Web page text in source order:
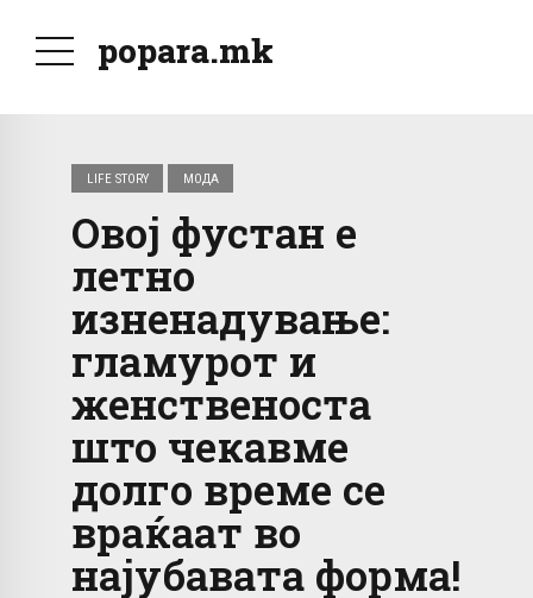
popara.mk
LIFE STORY МОДА
Овој фустан е
летно
изненадување:
гламурот и
женственоста
што чекавме
долго време се
враќаат во
најубавата форма!